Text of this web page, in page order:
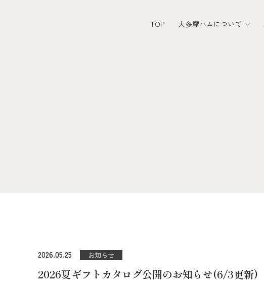
TOP 大多摩ハムについて
2026.05.25 お知らせ
2026夏ギフトカタログ公開のお知らせ(6/3更新)